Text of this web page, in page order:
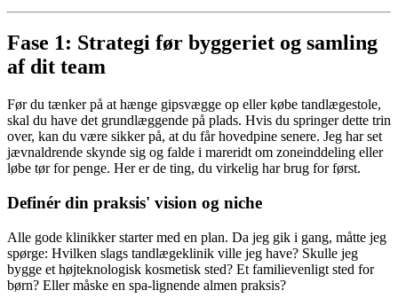
Fase 1: Strategi før byggeriet og samling
af dit team
Før du tænker på at hænge gipsvægge op eller købe tandlægestole,
skal du have det grundlæggende på plads. Hvis du springer dette trin
over, kan du være sikker på, at du får hovedpine senere. Jeg har set
jævnaldrende skynde sig og falde i mareridt om zoneinddeling eller
løbe tør for penge. Her er de ting, du virkelig har brug for først.
Definér din praksis' vision og niche
Alle gode klinikker starter med en plan. Da jeg gik i gang, måtte jeg
spørge: Hvilken slags tandlægeklinik ville jeg have? Skulle jeg
bygge et højteknologisk kosmetisk sted? Et familievenligt sted for
børn? Eller måske en spa-lignende almen praksis?